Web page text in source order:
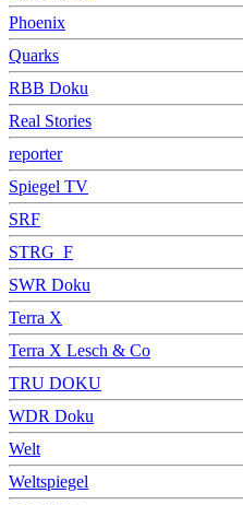
Phoenix
Quarks
RBB Doku
Real Stories
reporter
Spiegel TV
SRF
STRG_F
SWR Doku
Terra X
Terra X Lesch & Co
TRU DOKU
WDR Doku
Welt
Weltspiegel